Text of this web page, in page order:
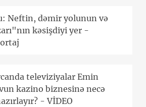
Neftin, dəmir yolunun və
kəsişdiyi yer -
televiziyalar Emin
kazino biznesinə necə
- VİDEO